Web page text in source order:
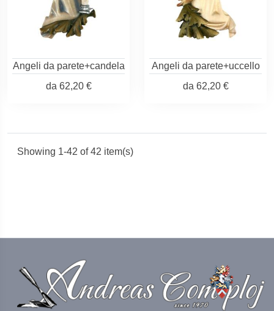
Angeli da parete+candela
da 62,20 €
Angeli da parete+uccello
da 62,20 €
Showing 1-42 of 42 item(s)